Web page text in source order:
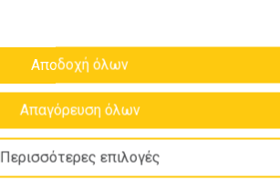
Αποδοχή όλων
Απαγόρευση όλων
Περισσότερες επιλογές